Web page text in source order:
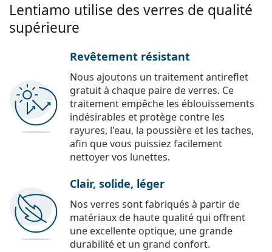
Lentiamo utilise des verres de qualité
supérieure
Revêtement résistant
Nous ajoutons un traitement antireflet
gratuit à chaque paire de verres. Ce
traitement empêche les éblouissements
indésirables et protège contre les
rayures, l'eau, la poussière et les taches,
afin que vous puissiez facilement
nettoyer vos lunettes.
Clair, solide, léger
Nos verres sont fabriqués à partir de
matériaux de haute qualité qui offrent
une excellente optique, une grande
durabilité et un grand confort.